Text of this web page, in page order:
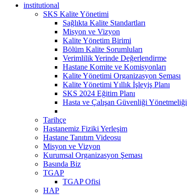
institutional
SKS Kalite Yönetimi
Sağlıkta Kalite Standartları
Misyon ve Vizyon
Kalite Yönetim Birimi
Bölüm Kalite Sorumluları
Verimlilik Yerinde Değerlendirme
Hastane Komite ve Komisyonları
Kalite Yönetimi Organizasyon Şeması
Kalite Yönetimi Yıllık İşleyiş Planı
SKS 2024 Eğitim Planı
Hasta ve Çalışan Güvenliği Yönetmeliği
Tarihçe
Hastanemiz Fiziki Yerleşim
Hastane Tanıtım Videosu
Misyon ve Vizyon
Kurumsal Organizasyon Şeması
Basında Biz
TGAP
TGAP Ofisi
HAP